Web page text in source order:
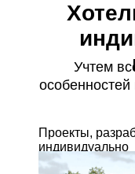
Учтем
Проекты,
индивидуально